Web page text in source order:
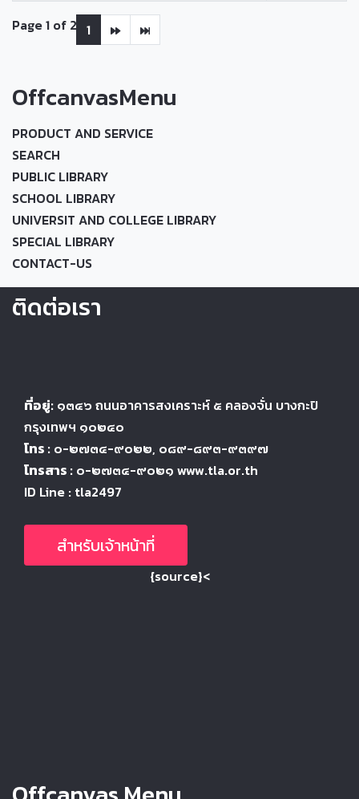
Page 1 of 2 1
OffcanvasMenu
PRODUCT AND SERVICE
SEARCH
PUBLIC LIBRARY
SCHOOL LIBRARY
UNIVERSIT AND COLLEGE LIBRARY
SPECIAL LIBRARY
CONTACT-US
ติดต่อเรา
ที่อยู่: ๑๓๔๖ ถนนอาคารสงเคราะห์ ๕ คลองจั่น บางกะปิ
กรุงเทพฯ ๑๐๒๔๐
โทร : ๐-๒๗๓๔-๙๐๒๒, ๐๘๙-๘๙๓-๙๓๙๗
โทรสาร : ๐-๒๗๓๔-๙๐๒๑ www.tla.or.th
ID Line : tla2497
สำหรับเจ้าหน้าที่
{source}<